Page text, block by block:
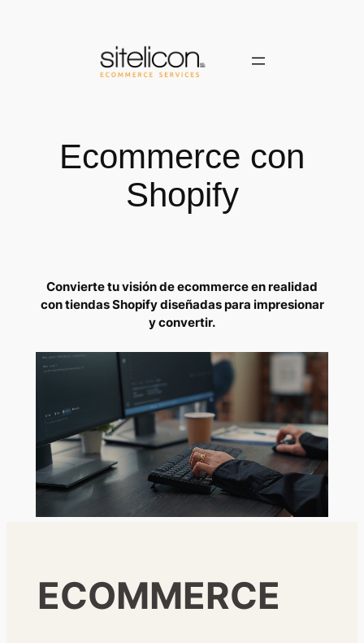
Ecommerce con
Shopify
Convierte tu visión de ecommerce en realidad
con tiendas Shopify diseñadas para impresionar
y convertir.
ECOMMERCE